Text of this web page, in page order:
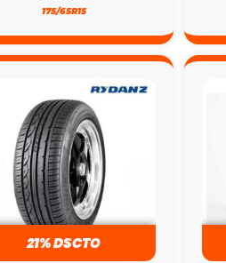
175/65R15
21% DSCTO